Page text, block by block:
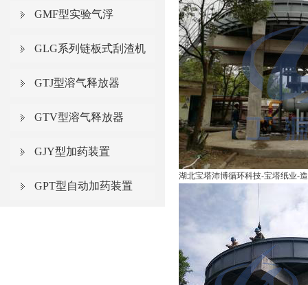
GMF型实验气浮
GLG系列链板式刮渣机
GTJ型溶气释放器
GTV型溶气释放器
GJY型加药装置
GPT型自动加药装置
湖北宝塔沛博循环科技-宝塔纸业-